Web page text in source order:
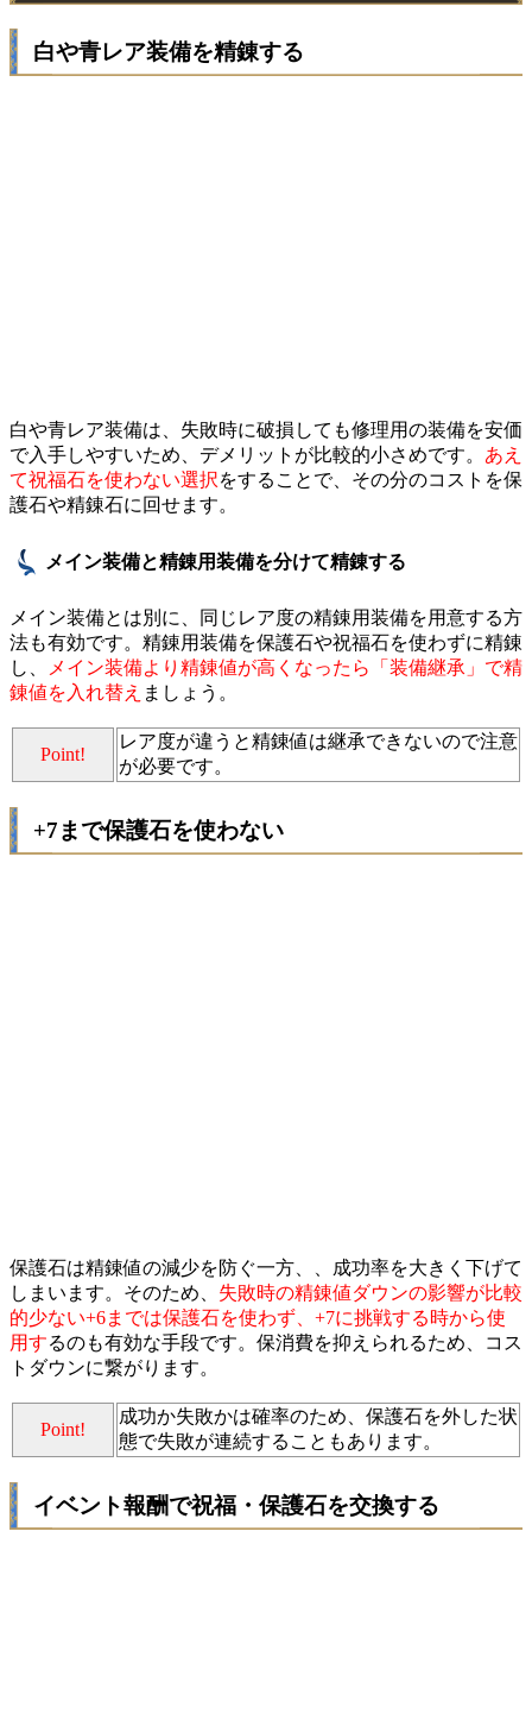
白や青レア装備を精錬する
白や青レア装備は、失敗時に破損しても修理用の装備を安価
で入手しやすいため、デメリットが比較的小さめです。 あえ
て祝福石を使わない選択をすることで、その分のコストを保
護石や精錬石に回せます。
メイン装備と精錬用装備を分けて精錬する
メイン装備とは別に、同じレア度の精錬用装備を用意する方
法も有効です。精錬用装備を保護石や祝福石を使わずに精錬
し、
メイン装備より精錬値が高くなったら「装備継承」で精
錬値を入れ替え ましょう。
Point!
レア度が違うと精錬値は継承できないので注意
が必要です。
+7まで保護石を使わない
保護石は精錬値の減少を防ぐ一方、、成功率を大きく下げて
しまいます。そのため、 失敗時の精錬値ダウンの影響が比較
的少ない+6までは保護石を使わず、+7に挑戦する時から使
用するのも有効な手段です。保消費を抑えられるため、コス
トダウンに繋がります。
Point!
成功か失敗かは確率のため、保護石を外した状
態で失敗が連続することもあります。
イベント報酬で祝福・保護石を交換する